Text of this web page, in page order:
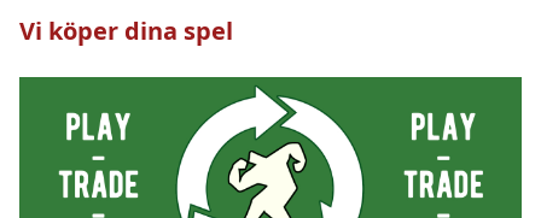
Vi köper dina spel